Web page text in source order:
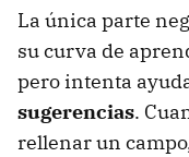
La única parte
su curva de
pero intenta
sugerencias.
rellenar un